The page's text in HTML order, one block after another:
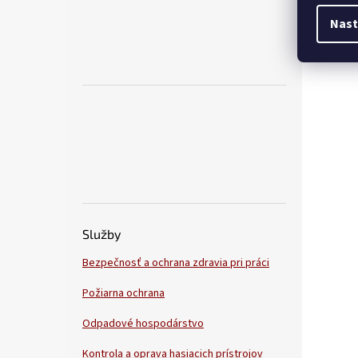
Služby
Bezpečnosť a ochrana zdravia pri práci
Požiarna ochrana
Odpadové hospodárstvo
Kontrola a oprava hasiacich prístrojov